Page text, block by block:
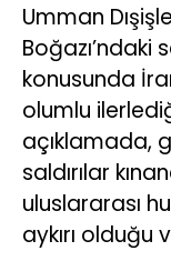
Umman
konusunda
olumlu
açıklamada,
saldırılar
uluslararası
aykırı olduğu